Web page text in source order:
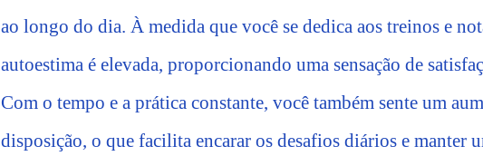
ao longo do dia. À medida que você se dedica aos treinos e
autoestima é elevada, proporcionando uma sensação de
Com o tempo e a prática constante, você também sente um
disposição, o que facilita encarar os desafios diários e manter